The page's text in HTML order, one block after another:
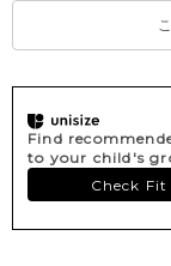
Find
to your child's
Check Fit